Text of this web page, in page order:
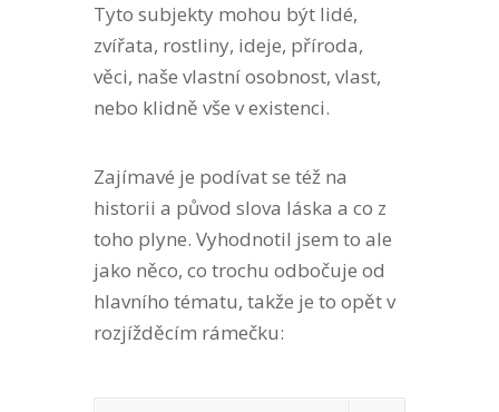
Tyto subjekty mohou být lidé,
zvířata, rostliny, ideje, příroda,
věci, naše vlastní osobnost, vlast,
nebo klidně vše v existenci.
Zajímavé je podívat se též na
historii a původ slova láska a co z
toho plyne. Vyhodnotil jsem to ale
jako něco, co trochu odbočuje od
hlavního tématu, takže je to opět v
rozjížděcím rámečku: